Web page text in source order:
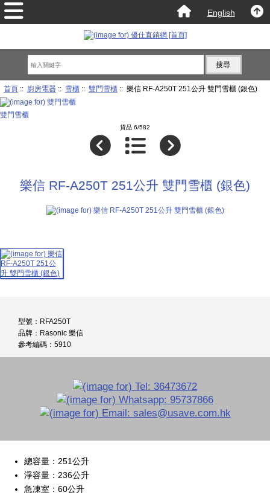
English
首頁:: 廚房電器:: 雪櫃:: 雙門雪櫃:: 樂信 RF-A250T 251公升 雙門雪櫃 (銀色)
雙門雪櫃
貨品 6/582
樂信 RF-A250T 251公升 雙門雪櫃 (銀色)
型號：RFA250T
品牌：Rasonic 樂信
參考編碼：5910
總容量：251公升
淨容量：236公升
急凍室：60公升